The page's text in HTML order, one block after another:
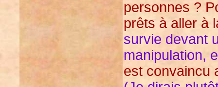
personnes ?
prêts à aller à
survie devant
manipulation,
est convaincu